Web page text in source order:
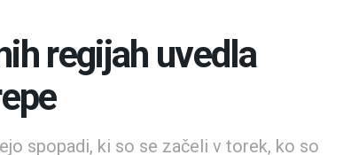
regijah uvedla
spopadi, ki so se začeli v torek, ko so